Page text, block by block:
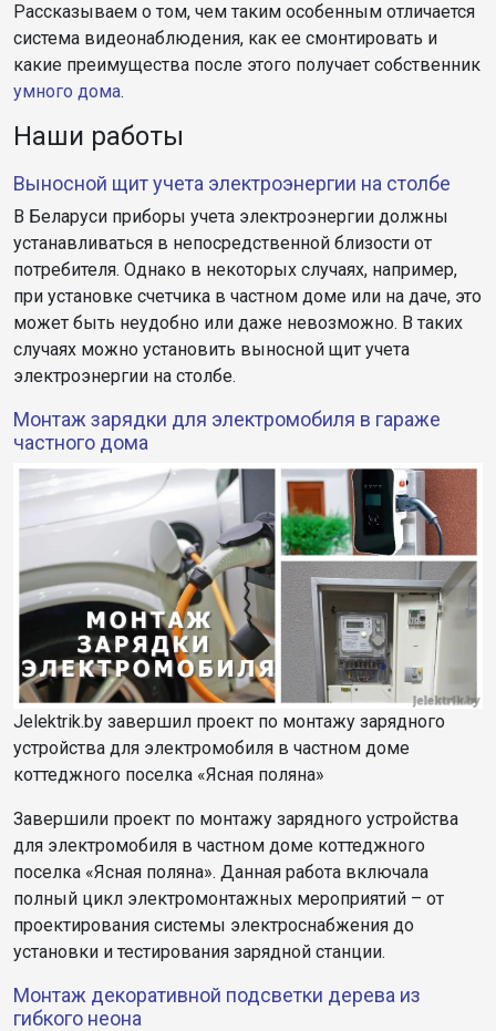
Рассказываем о том, чем таким особенным отличается
система видеонаблюдения, как ее смонтировать и
какие преимущества после этого получает собственник
умного дома.
Наши работы
Выносной щит учета электроэнергии на столбе
В Беларуси приборы учета электроэнергии должны
устанавливаться в непосредственной близости от
потребителя. Однако в некоторых случаях, например,
при установке счетчика в частном доме или на даче, это
может быть неудобно или даже невозможно. В таких
случаях можно установить выносной щит учета
электроэнергии на столбе.
Монтаж зарядки для электромобиля в гараже
частного дома
Jelektrik.by завершил проект по монтажу зарядного
устройства для электромобиля в частном доме
коттеджного поселка «Ясная поляна»
Завершили проект по монтажу зарядного устройства
для электромобиля в частном доме коттеджного
поселка «Ясная поляна». Данная работа включала
полный цикл электромонтажных мероприятий – от
проектирования системы электроснабжения до
установки и тестирования зарядной станции.
Монтаж декоративной подсветки дерева из
гибкого неона